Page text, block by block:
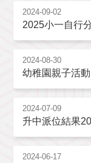
2024-09-02
2025小一自行
2024-08-30
幼稚園親子活
2024-07-09
升中派位結果
2024-06-17